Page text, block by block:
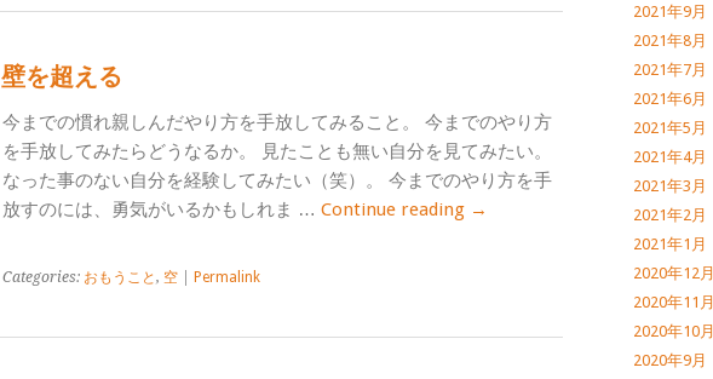
壁を超える
今までの慣れ親しんだやり方を手放してみること。 今までのやり方
を手放してみたらどうなるか。 見たことも無い自分を見てみたい。
なった事のない自分を経験してみたい（笑）。 今までのやり方を手
放すのには、勇気がいるかもしれま … Continue reading →
Categories: おもうこと , 空| Permalink
2021年9月
2021年8月
2021年7月
2021年6月
2021年5月
2021年4月
2021年3月
2021年2月
2021年1月
2020年12月
2020年11月
2020年10月
2020年9月